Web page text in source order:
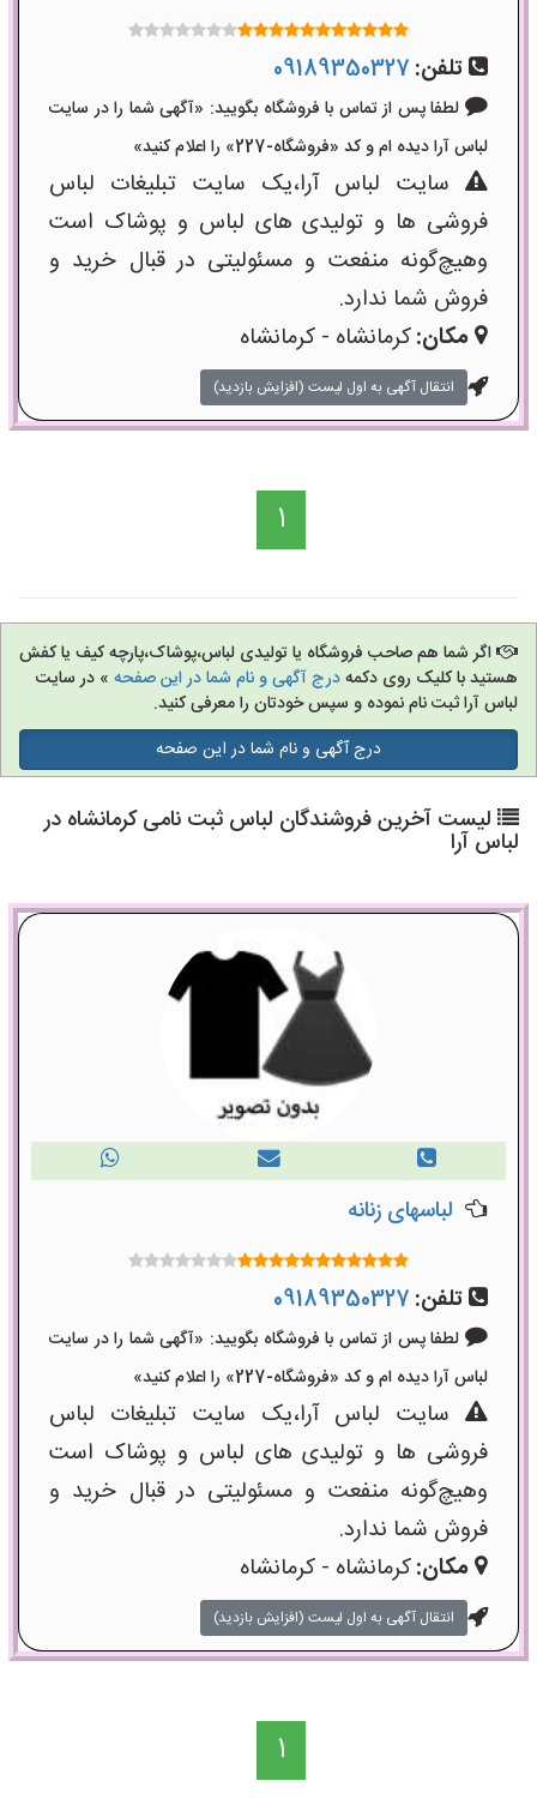
تلفن: 09189350327
لطفا پس از تماس با فروشگاه بگویید: «آگهی شما را در سایت
لباس آرا دیده ام و کد «فروشگاه-227» را اعلام کنید»
سایت لباس آرا،یک سایت تبلیغات لباس
فروشی ها و تولیدی های لباس و پوشاک است
وهیچ‌گونه منفعت و مسئولیتی در قبال خرید و
فروش شما ندارد.
مکان:کرمانشاه - کرمانشاه
انتقال آگهی به اول لیست (افزایش بازدید)
1
اگر شما هم صاحب فروشگاه یا تولیدی لباس،پوشاک،پارچه کیف یا کفش
هستید با کلیک روی دکمهدرج آگهی و نام شما در این صفحه » در سایت
لباس آرا ثبت نام نموده و سپس خودتان را معرفی کنید.
درج آگهی و نام شما در این صفحه
لیست آخرین فروشندگان لباس ثبت نامی کرمانشاه در
لباس آرا
لباسهای زنانه
تلفن: 09189350327
لطفا پس از تماس با فروشگاه بگویید: «آگهی شما را در سایت
لباس آرا دیده ام و کد «فروشگاه-227» را اعلام کنید»
سایت لباس آرا،یک سایت تبلیغات لباس
فروشی ها و تولیدی های لباس و پوشاک است
وهیچ‌گونه منفعت و مسئولیتی در قبال خرید و
فروش شما ندارد.
مکان:کرمانشاه - کرمانشاه
انتقال آگهی به اول لیست (افزایش بازدید)
1